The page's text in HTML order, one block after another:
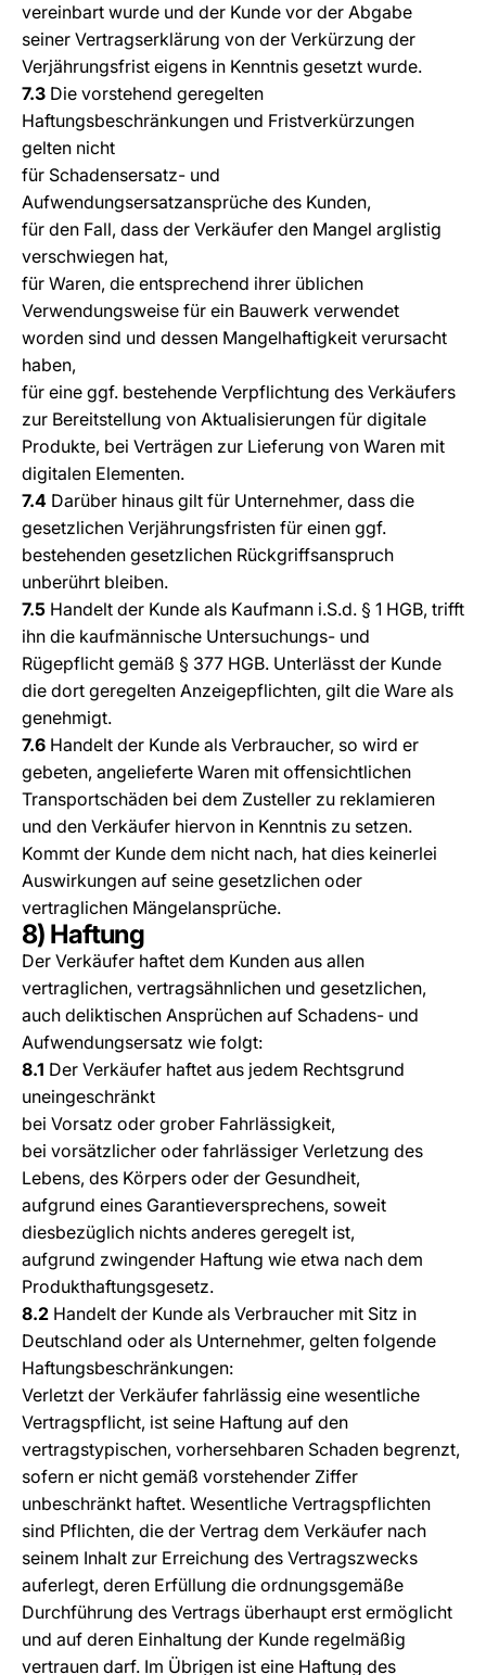
vereinbart wurde und der Kunde vor der Abgabe
seiner Vertragserklärung von der Verkürzung der
Verjährungsfrist eigens in Kenntnis gesetzt wurde.
7.3 Die vorstehend geregelten
Haftungsbeschränkungen und Fristverkürzungen
gelten nicht
für Schadensersatz- und
Aufwendungsersatzansprüche des Kunden,
für den Fall, dass der Verkäufer den Mangel arglistig
verschwiegen hat,
für Waren, die entsprechend ihrer üblichen
Verwendungsweise für ein Bauwerk verwendet
worden sind und dessen Mangelhaftigkeit verursacht
haben,
für eine ggf. bestehende Verpflichtung des Verkäufers
zur Bereitstellung von Aktualisierungen für digitale
Produkte, bei Verträgen zur Lieferung von Waren mit
digitalen Elementen.
7.4 Darüber hinaus gilt für Unternehmer, dass die
gesetzlichen Verjährungsfristen für einen ggf.
bestehenden gesetzlichen Rückgriffsanspruch
unberührt bleiben.
7.5 Handelt der Kunde als Kaufmann i.S.d. § 1 HGB, trifft
ihn die kaufmännische Untersuchungs- und
Rügepflicht gemäß § 377 HGB. Unterlässt der Kunde
die dort geregelten Anzeigepflichten, gilt die Ware als
genehmigt.
7.6 Handelt der Kunde als Verbraucher, so wird er
gebeten, angelieferte Waren mit offensichtlichen
Transportschäden bei dem Zusteller zu reklamieren
und den Verkäufer hiervon in Kenntnis zu setzen.
Kommt der Kunde dem nicht nach, hat dies keinerlei
Auswirkungen auf seine gesetzlichen oder
vertraglichen Mängelansprüche.
8) Haftung
Der Verkäufer haftet dem Kunden aus allen
vertraglichen, vertragsähnlichen und gesetzlichen,
auch deliktischen Ansprüchen auf Schadens- und
Aufwendungsersatz wie folgt:
8.1 Der Verkäufer haftet aus jedem Rechtsgrund
uneingeschränkt
bei Vorsatz oder grober Fahrlässigkeit,
bei vorsätzlicher oder fahrlässiger Verletzung des
Lebens, des Körpers oder der Gesundheit,
aufgrund eines Garantieversprechens, soweit
diesbezüglich nichts anderes geregelt ist,
aufgrund zwingender Haftung wie etwa nach dem
Produkthaftungsgesetz.
8.2 Handelt der Kunde als Verbraucher mit Sitz in
Deutschland oder als Unternehmer, gelten folgende
Haftungsbeschränkungen:
Verletzt der Verkäufer fahrlässig eine wesentliche
Vertragspflicht, ist seine Haftung auf den
vertragstypischen, vorhersehbaren Schaden begrenzt,
sofern er nicht gemäß vorstehender Ziffer
unbeschränkt haftet. Wesentliche Vertragspflichten
sind Pflichten, die der Vertrag dem Verkäufer nach
seinem Inhalt zur Erreichung des Vertragszwecks
auferlegt, deren Erfüllung die ordnungsgemäße
Durchführung des Vertrags überhaupt erst ermöglicht
und auf deren Einhaltung der Kunde regelmäßig
vertrauen darf. Im Übrigen ist eine Haftung des